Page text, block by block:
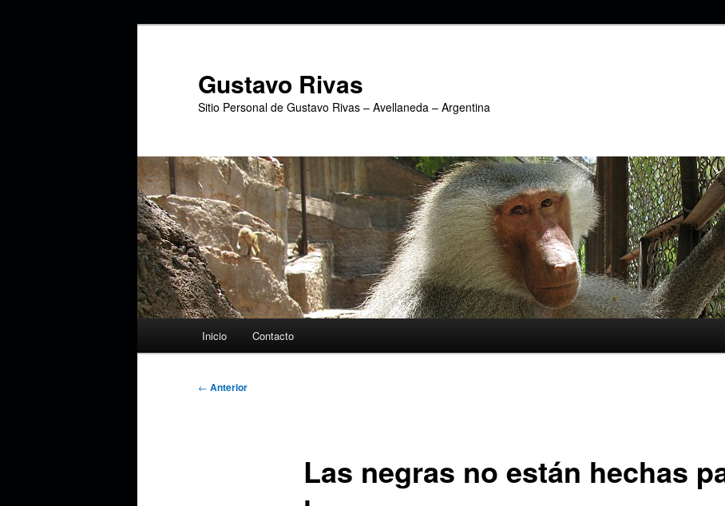
Gustavo Rivas
Sitio Personal de Gustavo Rivas – Avellaneda – Argentina
Inicio Contacto
Navegación
← Anterior
Las negras no están hechas